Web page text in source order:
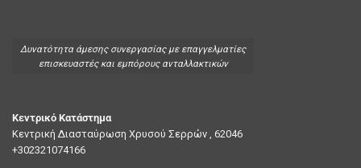
Δυνατότητα άμεσης συνεργασίας με επαγγελματίες
επισκευαστές και εμπόρους ανταλλακτικών
Κεντρικό Κατάστημα
Κεντρική Διασταύρωση Χρυσού Σερρών , 62046
+302321074166